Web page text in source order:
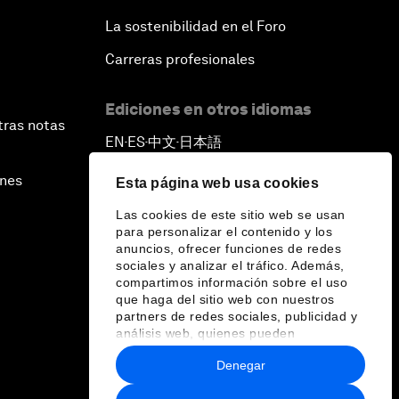
Esta página web usa cookies
Las cookies de este sitio web se usan
para personalizar el contenido y los
anuncios, ofrecer funciones de redes
sociales y analizar el tráfico. Además,
compartimos información sobre el uso
que haga del sitio web con nuestros
partners de redes sociales, publicidad y
análisis web, quienes pueden
combinarla con otra información que les
haya proporcionado o que hayan
recopilado a partir del uso que haya
Denegar
notas
La sostenibilidad en el Foro
Carreras profesionales
Ediciones en otros idiomas
EN ▪ ES▪中文▪ 日本語